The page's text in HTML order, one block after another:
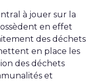
à jouer sur la
en effet
des déchets
en place les
des déchets
et